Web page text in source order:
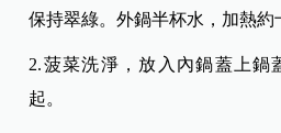
保持翠綠。外鍋半杯水，加熱約
2.菠菜洗淨，放入內鍋蓋上鍋
起。